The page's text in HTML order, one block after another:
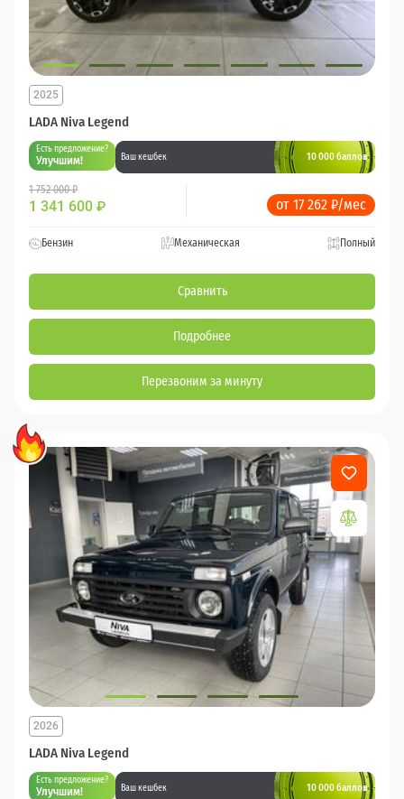
LADA Niva Legend
2025
Есть предложение?
Улучшим! Ваш кешбек 10 000 баллов
1 752 000 ₽
1 341 600 ₽ от 17 262 ₽/мес
Бензин Механическая Полный
Сравнить
Подробнее
Перезвоним за минуту
LADA Niva Legend
2026
Есть предложение?
Улучшим! Ваш кешбек 10 000 баллов